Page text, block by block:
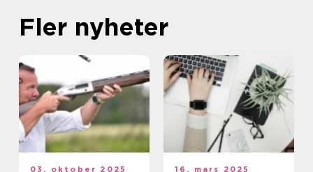
Fler nyheter
03. oktober 2025 16. mars 2025